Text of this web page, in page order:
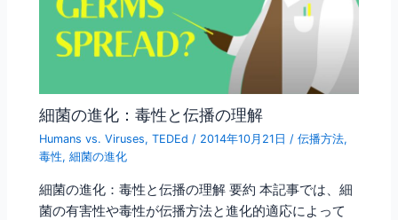
細菌の進化：毒性と伝播の理解
Humans vs. Viruses,TEDEd / 2014年10月21日/伝播方法,
毒性,細菌の進化
細菌の進化：毒性と伝播の理解 要約 本記事では、細
菌の有害性や毒性が伝播方法と進化的適応によって